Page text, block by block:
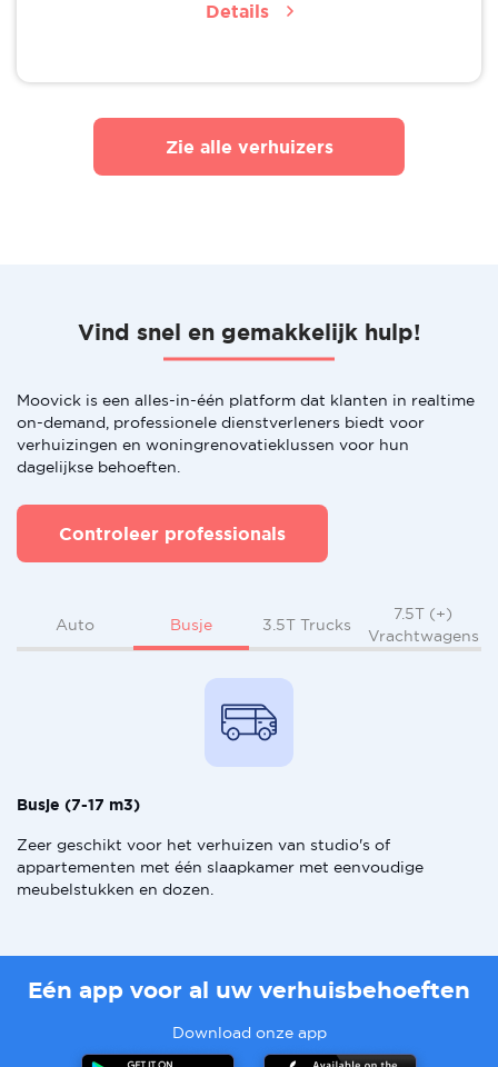
Details
Zie alle verhuizers
Vind snel en gemakkelijk hulp!
Moovick is een alles-in-één platform dat klanten in realtime
on-demand, professionele dienstverleners biedt voor
verhuizingen en woningrenovatieklussen voor hun
dagelijkse behoeften.
Controleer professionals
Auto Busje 3.5T Trucks
7.5T (+)
Vrachtwagens
Busje (7-17 m3)
Zeer geschikt voor het verhuizen van studio's of
appartementen met één slaapkamer met eenvoudige
meubelstukken en dozen.
Eén app voor al uw verhuisbehoeften
Download onze app